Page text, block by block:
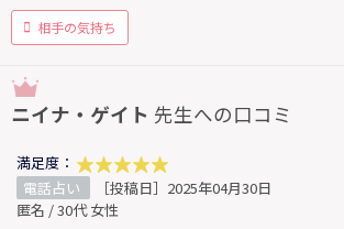
相手の気持ち
ニイナ・ゲイト 先生への口コミ
満足度：
電話占い
［投稿日］2025年04月30日
匿名 / 30代 女性